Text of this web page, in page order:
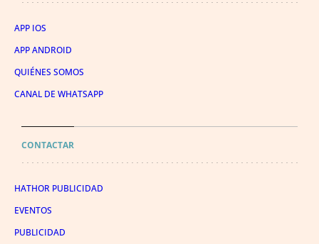
APP IOS
APP ANDROID
QUIÉNES SOMOS
CANAL DE WHATSAPP
CONTACTAR
HATHOR PUBLICIDAD
EVENTOS
PUBLICIDAD